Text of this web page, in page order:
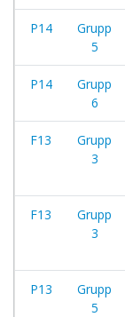
P14
Grupp
5
P14
Grupp
6
F13
Grupp
3
F13
Grupp
3
P13
Grupp
5